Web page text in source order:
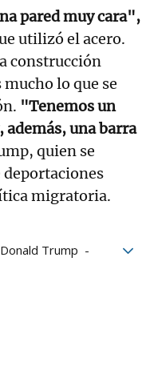
pared muy cara",
utilizó el acero.
construcción
lo que se
"Tenemos un
una barra
quien se
migratoria.
Donald Trump